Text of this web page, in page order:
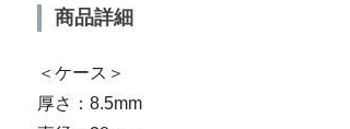
商品詳細
＜ケース＞
厚さ：8.5mm